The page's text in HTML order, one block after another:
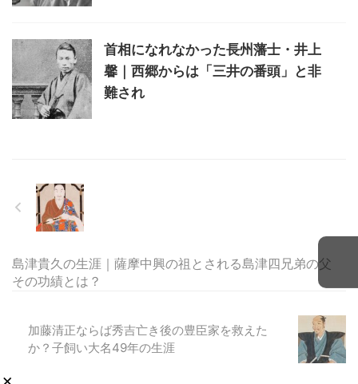
首相になれなかった長州藩士・井上
馨｜西郷からは「三井の番頭」と非
難され
島津貴久の生涯｜薩摩中興の祖とされる島津四兄弟の父
その功績とは？
加藤清正ならば秀吉亡き後の豊臣家を救えた
か？子飼い大名49年の生涯